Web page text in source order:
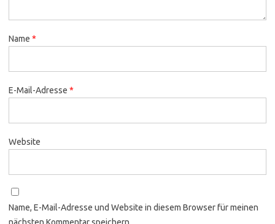
Name *
E-Mail-Adresse *
Website
Name, E-Mail-Adresse und Website in diesem Browser für meinen
nächsten Kommentar speichern.